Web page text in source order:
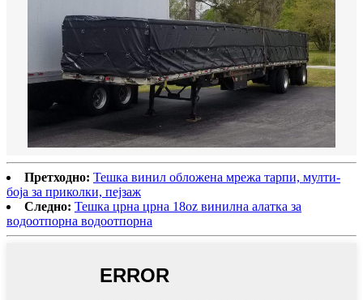
Претходно: Тешка винил обложена мрежа тарпи, мулти-
боја за приколки, пејзаж
Следно: Тешка црна црна 18oz винилна алатка за
водоотпорна водоотпорна